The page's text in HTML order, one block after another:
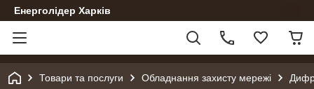
Енерголідер Харків
Товари та послуги Обладнання захисту мережі